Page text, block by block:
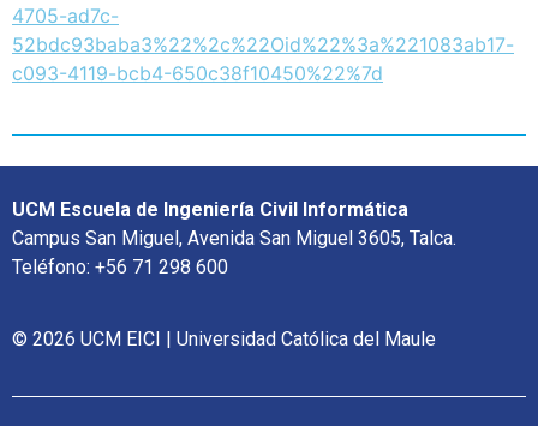
4705-ad7c-
52bdc93baba3%22%2c%22Oid%22%3a%221083ab17-
c093-4119-bcb4-650c38f10450%22%7d
UCM Escuela de Ingeniería Civil Informática
Campus San Miguel, Avenida San Miguel 3605, Talca.
Teléfono: +56 71 298 600
© 2026 UCM EICI | Universidad Católica del Maule